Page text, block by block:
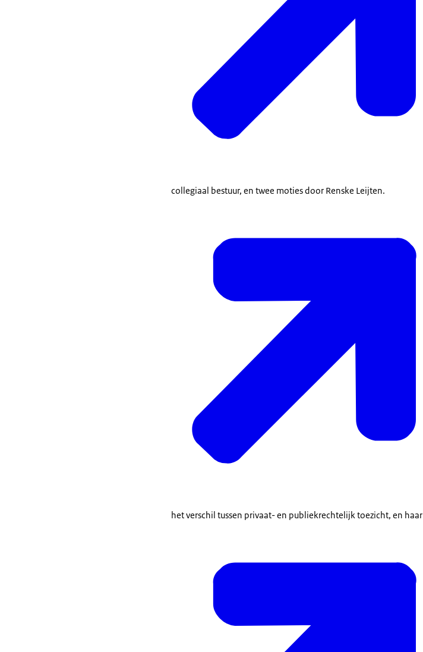
collegiaal bestuur, en twee moties door Renske Leijten.
het verschil tussen privaat- en publiekrechtelijk toezicht, en haar